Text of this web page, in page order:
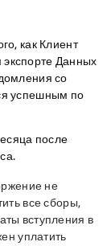
как Клиент
Данных
со
успешным по
после
не
все сборы,
вступления в
уплатить